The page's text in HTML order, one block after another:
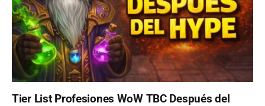
Tier List Profesiones WoW TBC Después del